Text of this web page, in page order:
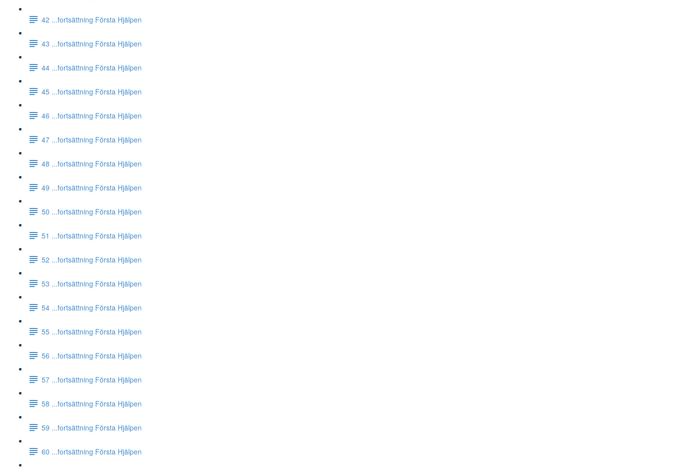
42 ...fortsättning Första Hjälpen
43 ...fortsättning Första Hjälpen
44 ...fortsättning Första Hjälpen
45 ...fortsättning Första Hjälpen
46 ...fortsättning Första Hjälpen
47 ...fortsättning Första Hjälpen
48 ...fortsättning Första Hjälpen
49 ...fortsättning Första Hjälpen
50 ...fortsättning Första Hjälpen
51 ...fortsättning Första Hjälpen
52 ...fortsättning Första Hjälpen
53 ...fortsättning Första Hjälpen
54 ...fortsättning Första Hjälpen
55 ...fortsättning Första Hjälpen
56 ...fortsättning Första Hjälpen
57 ...fortsättning Första Hjälpen
58 ...fortsättning Första Hjälpen
59 ...fortsättning Första Hjälpen
60 ...fortsättning Första Hjälpen